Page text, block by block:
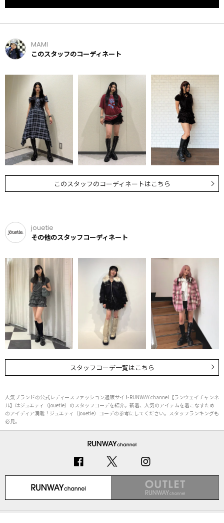
MAMI
このスタッフのコーディネート
このスタッフのコーディネートはこちら
jouetie
その他のスタッフコーディネート
スタッフコーデ一覧はこちら
人気ブランドの公式レディースファッション通販サイトRUNWAY channel【ランウェイチャンネ
ル】はジュエティ（jouetie）のスタッフコーデを紹介。新着、人気のアイテムを着こなすため
のアイディア満載！ジュエティ（jouetie）コーデの参考にしてください。スタッフランキングも
必見。